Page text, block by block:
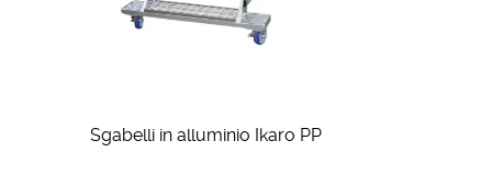
Sgabelli in alluminio Ikaro PP